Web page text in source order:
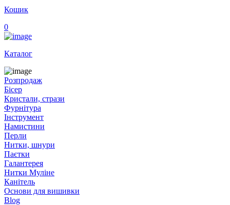
Кошик
0
Каталог
Розпродаж
Бісер
Кристали, стрази
Фурнітура
Інструмент
Намистини
Перли
Нитки, шнури
Паєтки
Галантерея
Нитки Муліне
Канітель
Основи для вишивки
Blog